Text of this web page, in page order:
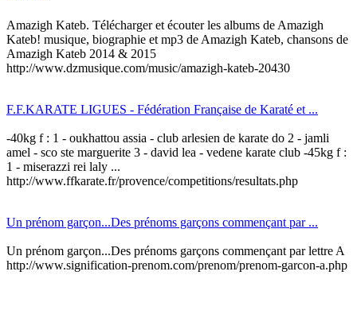
Amazigh Kateb. Télécharger et écouter les albums de Amazigh
Kateb! musique, biographie et mp3 de Amazigh Kateb, chansons de
Amazigh Kateb 2014 & 2015
http://www.dzmusique.com/music/amazigh-kateb-20430
F.F.KARATE LIGUES - Fédération Française de Karaté et ...
-40kg f : 1 - oukhattou assia - club arlesien de karate do 2 - jamli
amel - sco ste marguerite 3 - david lea - vedene karate club -45kg f :
1 - miserazzi rei laly ...
http://www.ffkarate.fr/provence/competitions/resultats.php
Un prénom garçon...Des prénoms garçons commençant par ...
Un prénom garçon...Des prénoms garçons commençant par lettre A
http://www.signification-prenom.com/prenom/prenom-garcon-a.php